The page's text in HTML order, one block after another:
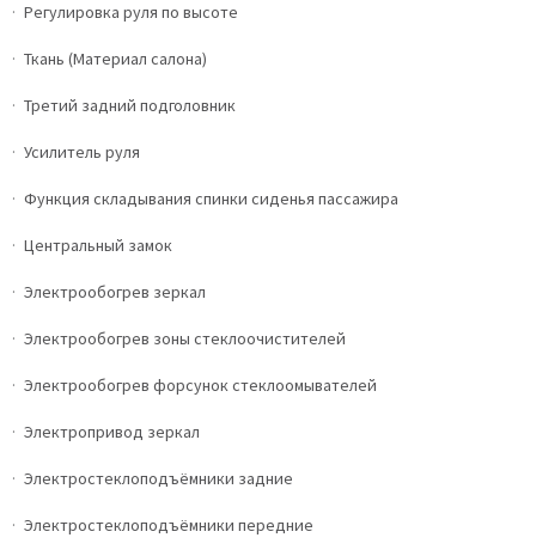
Регулировка руля по высоте
Ткань (Материал салона)
Третий задний подголовник
Усилитель руля
Функция складывания спинки сиденья пассажира
Центральный замок
Электрообогрев зеркал
Электрообогрев зоны стеклоочистителей
Электрообогрев форсунок стеклоомывателей
Электропривод зеркал
Электростеклоподъёмники задние
Электростеклоподъёмники передние